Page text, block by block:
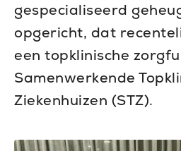
gespecialiseerd
opgericht, dat
een topklinische
Samenwerkende
Ziekenhuizen (STZ).